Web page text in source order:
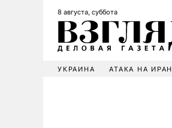
8 августа, суббота
УКРАИНА АТАКА НА ИРАН